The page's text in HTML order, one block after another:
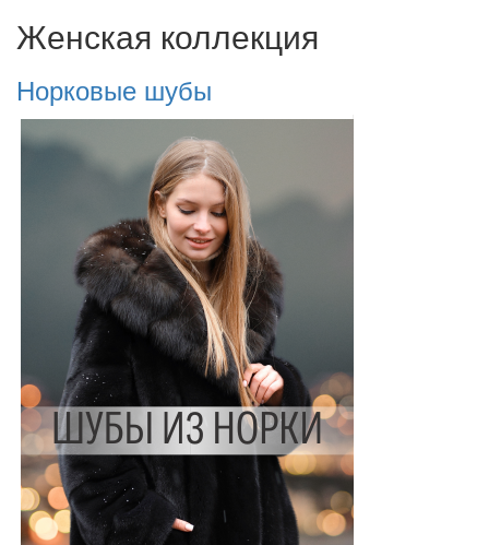
Женская коллекция
Норковые шубы